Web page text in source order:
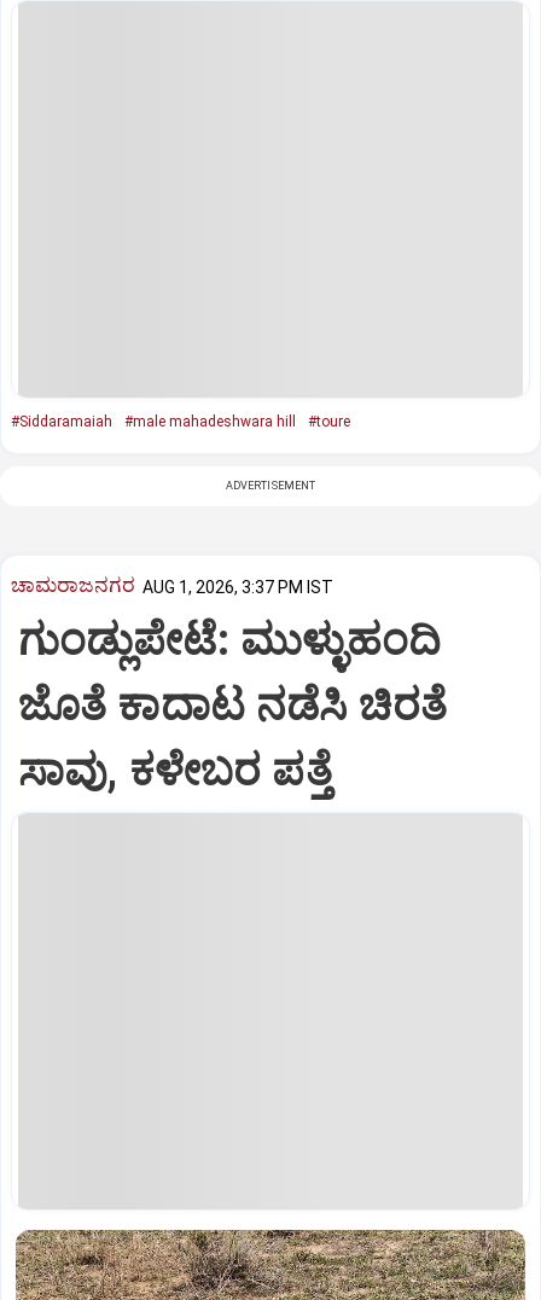
#Siddaramaiah #male mahadeshwara hill #toure
ADVERTISEMENT
ಚಾಮರಾಜನಗರ AUG 1, 2026, 3:37 PM IST
ಗುಂಡ್ಲುಪೇಟೆ: ಮುಳ್ಳುಹಂದಿ
ಜೊತೆ ಕಾದಾಟ ನಡೆಸಿ ಚಿರತೆ
ಸಾವು, ಕಳೇಬರ ಪತ್ತೆ